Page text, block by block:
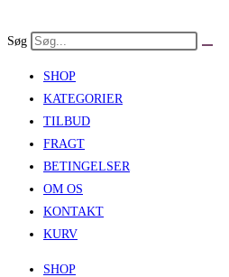
to
Søg
SHOP
KATEGORIER
TILBUD
FRAGT
BETINGELSER
OM OS
KONTAKT
KURV
SHOP